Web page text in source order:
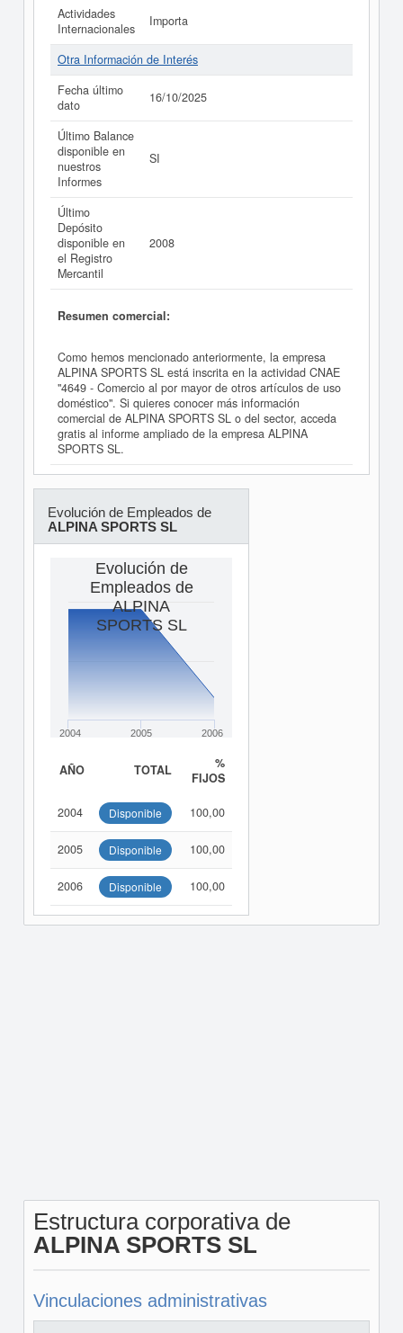
Actividades
Internacionales
Importa
Otra Información de Interés
Fecha último
dato
16/10/2025
Último Balance
disponible en
nuestros
Informes
SI
Último
Depósito
disponible en
el Registro
Mercantil
2008
Resumen comercial:
Como hemos mencionado anteriormente, la empresa
ALPINA SPORTS SL está inscrita en la actividad CNAE
"4649 - Comercio al por mayor de otros artículos de uso
doméstico". Si quieres conocer más información
comercial de ALPINA SPORTS SL o del sector, acceda
gratis al informe ampliado de la empresa ALPINA
SPORTS SL.
Evolución de Empleados de
ALPINA SPORTS SL
Evolución de
Empleados de
ALPINA
SPORTS SL
2004 2005 2006
AÑO TOTAL
%
FIJOS
2004 Disponible 100,00
2005 Disponible 100,00
2006 Disponible 100,00
Estructura corporativa de
ALPINA SPORTS SL
Vinculaciones administrativas